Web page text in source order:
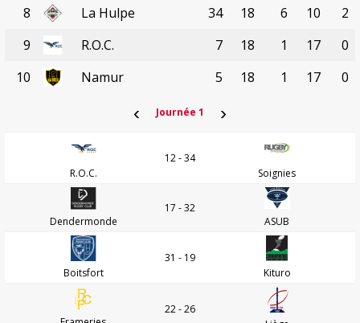
8
La Hulpe 34 18 6 10
2
9
R.O.C. 7 18 1 17
0
10
Namur 5 18 1 17 0
‹ Journée 1 ›
R.O.C.
12 - 34
Soignies
Dendermonde
17 - 32
ASUB
Boitsfort
31 - 19
Kituro
22 - 26